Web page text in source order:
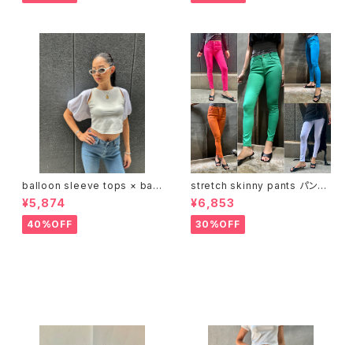
balloon sleeve tops × bac
k open tank top 2P トップス
2点セット バルーン デザインス
リーブ 背中開き タンクトップ
¥5,874
40%OFF
stretch skinny pants パンツ
スキニー ストレッチ カラバリ
¥6,853
30%OFF